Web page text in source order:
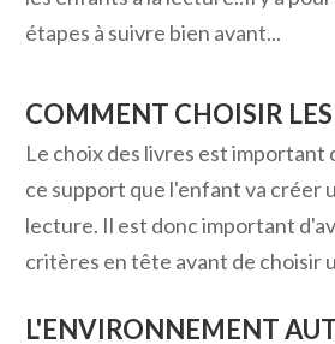
étapes à suivre bien avant...
COMMENT CHOISIR
Le choix des livres est important
ce support que l'enfant va créer
lecture. Il est donc important
critères en tête avant de choisir
L'ENVIRONNEMENT